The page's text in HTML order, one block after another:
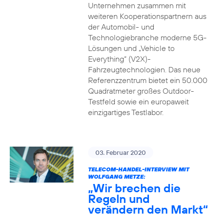
Unternehmen zusammen mit
weiteren Kooperationspartnern aus
der Automobil- und
Technologiebranche moderne 5G-
Lösungen und „Vehicle to
Everything“ (V2X)-
Fahrzeugtechnologien. Das neue
Referenzzentrum bietet ein 50.000
Quadratmeter großes Outdoor-
Testfeld sowie ein europaweit
einzigartiges Testlabor.
03. Februar 2020
TELECOM-HANDEL-INTERVIEW MIT
WOLFGANG METZE:
„Wir brechen die
Regeln und
verändern den Markt“